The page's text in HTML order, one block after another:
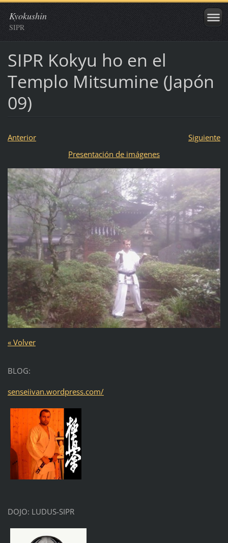
Kyokushin
SIPR
SIPR Kokyu ho en el
Templo Mitsumine (Japón
09)
Anterior
Siguiente
Presentación de imágenes
« Volver
BLOG:
senseiivan.wordpress.com/
DOJO: LUDUS-SIPR